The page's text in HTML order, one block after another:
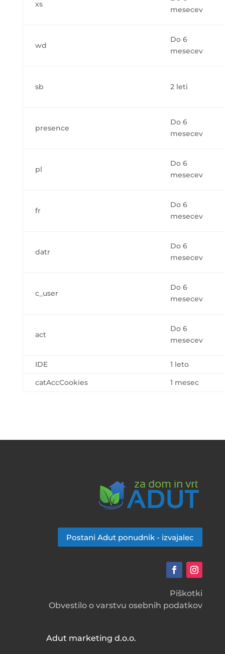
xs
mesecev
wd
Do 6
mesecev
sb 2 leti
presence
Do 6
mesecev
pl
Do 6
mesecev
fr
Do 6
mesecev
datr
Do 6
mesecev
c_user
Do 6
mesecev
act
Do 6
mesecev
IDE
1 leto
catAccCookies
1 mesec
Postani Adut ponudnik - izvajalec
Piškotki
Obvestilo o varstvu osebnih podatkov
Adut marketing d.o.o.